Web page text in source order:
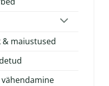
& maiustused